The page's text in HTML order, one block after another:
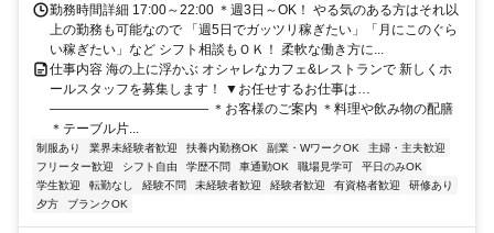
勤務時間詳細 17:00～22:00 ＊週3日～OK！ やる気のある方はそれ以
上の勤務も可能なので 「週5日でガッツリ稼ぎたい」「月にこのぐら
い稼ぎたい」など シフト相談もＯＫ！ 柔軟な働き方に...
仕事内容 海の上に浮かぶ オシャレなカフェ&レストランで 新しくホ
ールスタッフを募集します！ ▼お任せするお仕事は…
―――――――――――― ＊お客様のご案内 ＊料理や飲み物の配膳
＊テーブル片...
制服あり 業界未経験者歓迎 扶養内勤務OK 副業・WワークOK
主婦・主夫歓迎
フリーター歓迎
シフト自由 学歴不問 車通勤OK 職場見学可
平日のみOK
学生歓迎
転勤なし 経験不問 未経験者歓迎 経験者歓迎 有資格者歓迎
研修あり
夕方
ブランクOK